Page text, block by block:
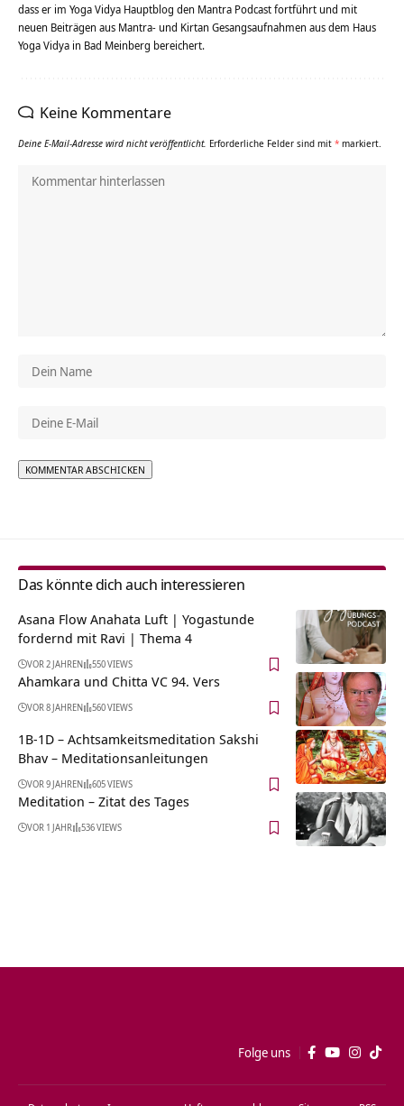
dass er im Yoga Vidya Hauptblog den Mantra Podcast fortführt und mit
neuen Beiträgen aus Mantra- und Kirtan Gesangsaufnahmen aus dem Haus
Yoga Vidya in Bad Meinberg bereichert.
Keine Kommentare
Deine E-Mail-Adresse wird nicht veröffentlicht. Erforderliche Felder sind mit * markiert.
Das könnte dich auch interessieren
Asana Flow Anahata Luft | Yogastunde
fordernd mit Ravi | Thema 4
VOR 2 JAHREN 550 VIEWS
Ahamkara und Chitta VC 94. Vers
VOR 8 JAHREN 560 VIEWS
1B-1D – Achtsamkeitsmeditation Sakshi
Bhav – Meditationsanleitungen
VOR 9 JAHREN 605 VIEWS
Meditation – Zitat des Tages
VOR 1 JAHR 536 VIEWS
Folge uns